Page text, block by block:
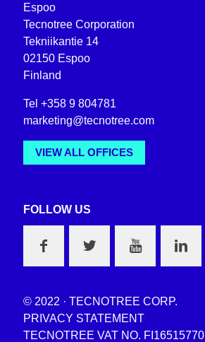
Espoo
Tecnotree Corporation
Tekniikantie 14
02150 Espoo
Finland
Tel +358 9 804781
marketing@tecnotree.com
VIEW ALL OFFICES
FOLLOW US
© 2022 · TECNOTREE CORP.
PRIVACY STATEMENT
TECNOTREE VAT NO. FI16515770